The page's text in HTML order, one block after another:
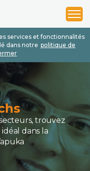
services et fonctionnalités
dans notre politique de
1
2
3
trouvez
dans la